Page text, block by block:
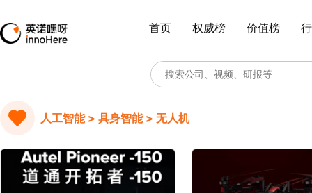
首页 权威榜 价值榜
人工智能 > 具身智能 > 无人机